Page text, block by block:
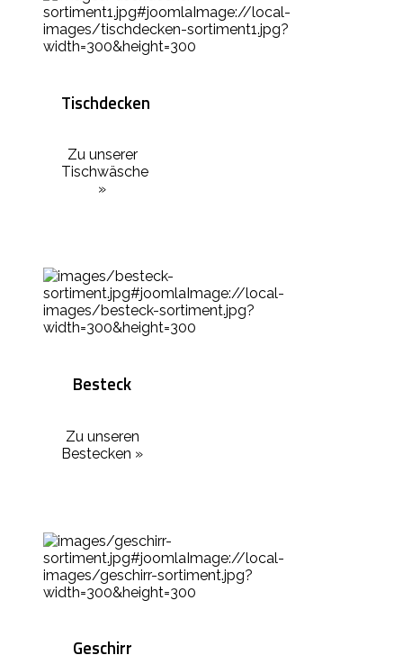
Tischdecken
Zu unserer
Tischwäsche
»
Besteck
Zu unseren
Bestecken »
Geschirr